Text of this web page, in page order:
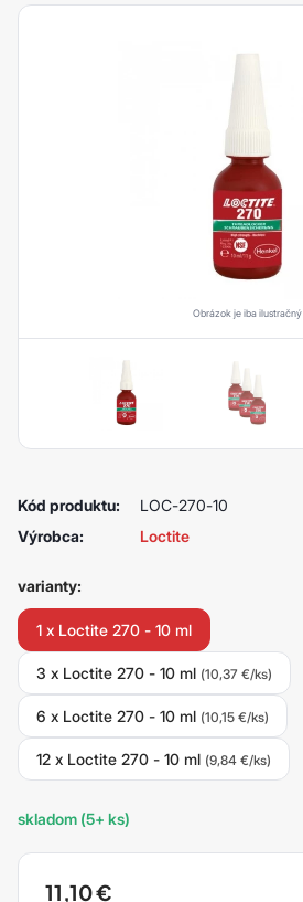
Obrázok je iba ilustračný
Kód produktu:
LOC-270-10
Výrobca:
Loctite
varianty:
1 x Loctite 270 - 10 ml
3 x Loctite 270 - 10 ml (10,37 €/ks)
6 x Loctite 270 - 10 ml (10,15 €/ks)
12 x Loctite 270 - 10 ml (9,84 €/ks)
skladom (5+ ks)
11,10€